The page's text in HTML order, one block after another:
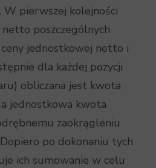
W pierwszej kolejności
poszczególnych
ceny jednostkowej netto i
dla każdej pozycji
obliczana jest kwota
jednostkowa kwota
zaokrągleniu
po dokonaniu tych
ich sumowanie w celu